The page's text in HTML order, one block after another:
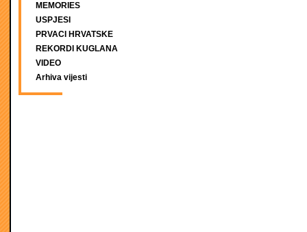
MEMORIES
USPJESI
PRVACI HRVATSKE
REKORDI KUGLANA
VIDEO
Arhiva vijesti